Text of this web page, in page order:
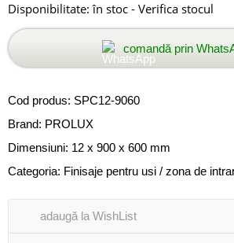
Disponibilitate: în stoc - Verifica stocul
comandă prin
Cod produs: SPC12-9060
Brand: PROLUX
Dimensiuni: 12 x 900 x 600 mm
Categoria: Finisaje pentru usi / zona de
adaugă la WishList